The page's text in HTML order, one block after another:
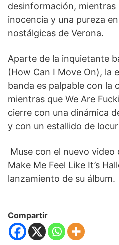
desinformación, mientras
inocencia y una pureza
nostálgicas de Verona.
Aparte de la inquietante
(How Can I Move On), la
banda es palpable con la
mientras que We Are
cierre con una dinámica
y con un estallido de
Muse con el nuevo video
Make Me Feel Like It’s
lanzamiento de su álbum.
Compartir